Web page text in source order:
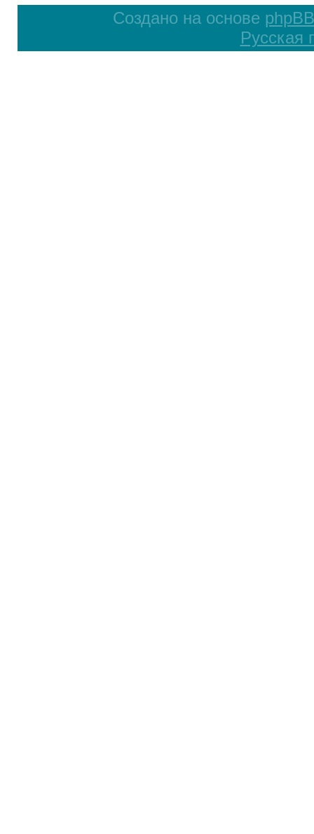
Создано на основе phpBB
Русская